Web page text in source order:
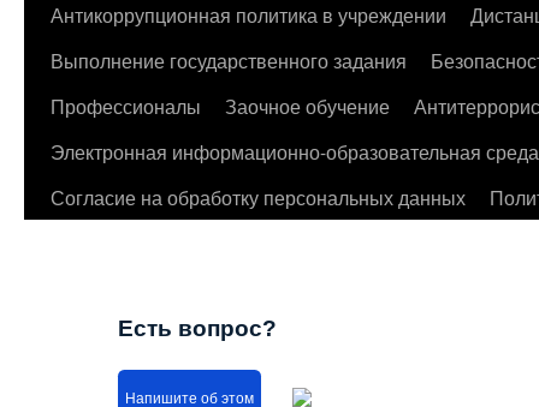
содержимому
Антикоррупционная политика в учреждении
Выполнение государственного задания
Профессионалы
Заочное обучение
Электронная информационно-образовательная среда
Согласие на обработку персональных данных
Есть вопрос?
Напишите об этом